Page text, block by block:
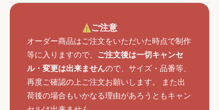
ご注意
オーダー商品はご注文をいただいた時点で制作
等に入りますので、
ご注文後は一切キャンセ
ル・変更は出来ませんので、サイズ・品番等、
再度ご確認の上ご注文お願いします。 また出
荷後の場合もいかなる理由があろうともキャン